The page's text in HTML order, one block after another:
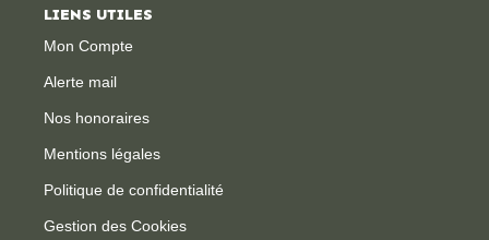
LIENS UTILES
Mon Compte
Alerte mail
Nos honoraires
Mentions légales
Politique de confidentialité
Gestion des Cookies